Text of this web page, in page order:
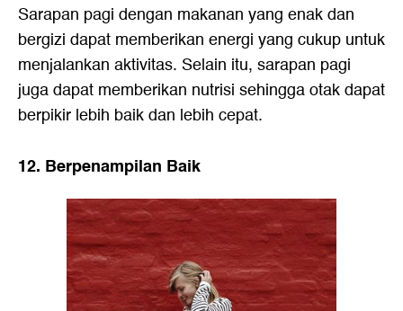
Sarapan pagi dengan makanan yang enak dan
bergizi dapat memberikan energi yang cukup untuk
menjalankan aktivitas. Selain itu, sarapan pagi
juga dapat memberikan nutrisi sehingga otak dapat
berpikir lebih baik dan lebih cepat.
12. Berpenampilan Baik